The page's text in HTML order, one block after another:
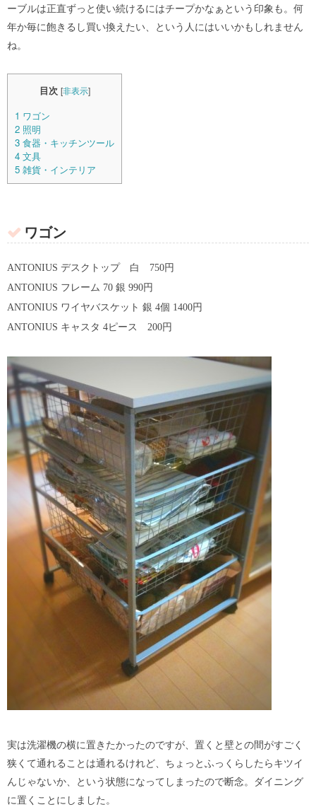
ーブルは正直ずっと使い続けるにはチープかなぁという印象も。何
年か毎に飽きるし買い換えたい、という人にはいいかもしれません
ね。
目次 [非表示]
1 ワゴン
2 照明
3 食器・キッチンツール
4 文具
5 雑貨・インテリア
ワゴン
ANTONIUS デスクトップ 白 750円
ANTONIUS フレーム 70 銀 990円
ANTONIUS ワイヤバスケット 銀 4個 1400円
ANTONIUS キャスタ 4ピース 200円
実は洗濯機の横に置きたかったのですが、置くと壁との間がすごく
狭くて通れることは通れるけれど、ちょっとふっくらしたらキツイ
んじゃないか、という状態になってしまったので断念。ダイニング
に置くことにしました。